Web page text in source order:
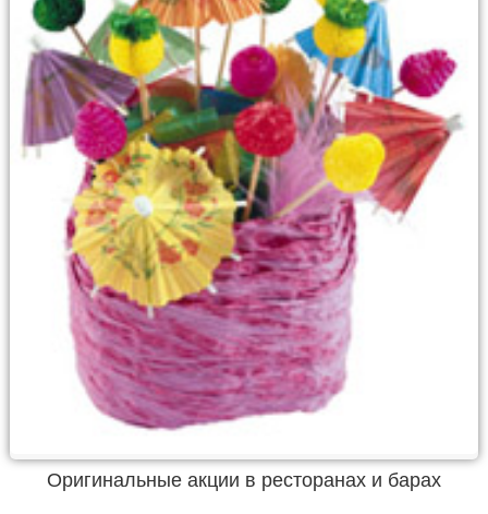
Оригинальные акции в ресторанах и барах